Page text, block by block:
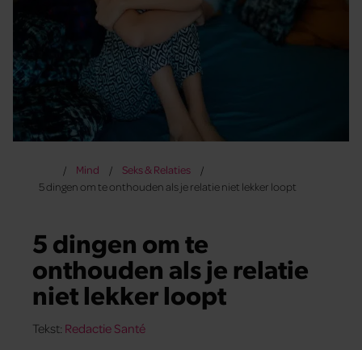
Mind
Seks & Relaties
5 dingen om te onthouden als je relatie niet lekker loopt
5 dingen om te
onthouden als je relatie
niet lekker loopt
Tekst: Redactie Santé